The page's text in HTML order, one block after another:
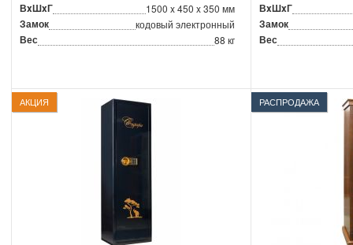
ВxШxГ 1500 x 450 x 350 мм
Замок кодовый электронный
Вес 88 кг
ВxШxГ
Замок
Вес
АКЦИЯ РАСПРОДАЖА